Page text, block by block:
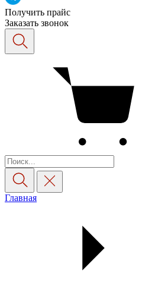
Получить прайс
Заказать звонок
Главная